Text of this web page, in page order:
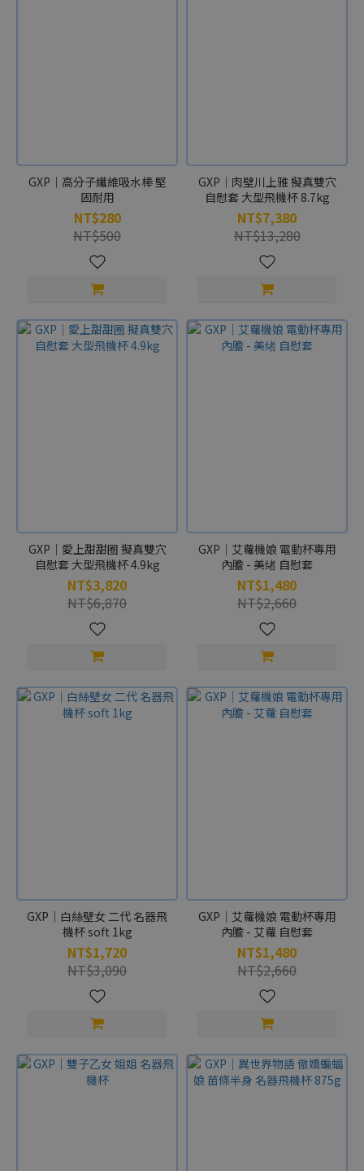
GXP｜高分子纖維吸水棒 堅
固耐用
NT$280
NT$500
GXP｜肉壁川上雅 擬真雙穴
自慰套 大型飛機杯 8.7kg
NT$7,380
NT$13,280
GXP｜愛上甜甜圈 擬真雙穴
自慰套 大型飛機杯 4.9kg
NT$3,820
NT$6,870
GXP｜艾蘿機娘 電動杯專用
內膽 - 美绪 自慰套
NT$1,480
NT$2,660
GXP｜白絲壁女 二代 名器飛
機杯 soft 1kg
NT$1,720
NT$3,090
GXP｜艾蘿機娘 電動杯專用
內膽 - 艾蘿 自慰套
NT$1,480
NT$2,660